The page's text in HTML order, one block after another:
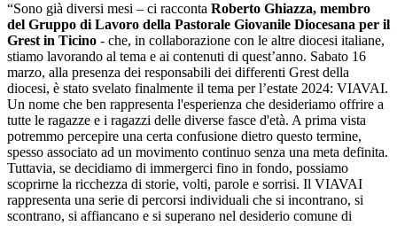
“Sono già diversi mesi – ci racconta Roberto Ghiazza, membro
del Gruppo di Lavoro della Pastorale Giovanile Diocesana per il
Grest in Ticino - che, in collaborazione con le altre diocesi italiane,
stiamo lavorando al tema e ai contenuti di quest’anno. Sabato 16
marzo, alla presenza dei responsabili dei differenti Grest della
diocesi, è stato svelato finalmente il tema per l’estate 2024: VIAVAI.
Un nome che ben rappresenta l'esperienza che desideriamo offrire a
tutte le ragazze e i ragazzi delle diverse fasce d'età. A prima vista
potremmo percepire una certa confusione dietro questo termine,
spesso associato ad un movimento continuo senza una meta definita.
Tuttavia, se decidiamo di immergerci fino in fondo, possiamo
scoprirne la ricchezza di storie, volti, parole e sorrisi. Il VIAVAI
rappresenta una serie di percorsi individuali che si incontrano, si
scontrano, si affiancano e si superano nel desiderio comune di